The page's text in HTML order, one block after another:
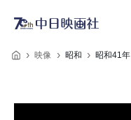
映像 昭和 昭和41年